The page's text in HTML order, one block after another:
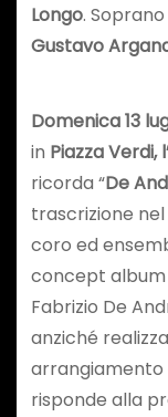
Longo. Soprano
Gustavo
Domenica 13
in Piazza Verdi,
ricorda “De
trascrizione
coro ed
concept album
Fabrizio De
anziché
arrangiamento
risponde alla